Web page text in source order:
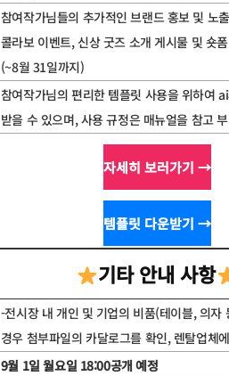
참여작가님들의 추가적인 브랜드 홍보 및 노
콜라보 이벤트, 신상 굿즈 소개 게시물 및 숏
(~8월 31일까지)
참여작가님의 편리한 템플릿 사용을 위하여
받을 수 있으며, 사용 규정은 매뉴얼을 참고
자세히 보러가기 →
템플릿 다운받기 →
기타 안내 사항
-전시장 내 개인 및 기업의 비품(테이블, 의
경우 첨부파일의 카달로그를 확인, 렌탈업체
9월 1일 월요일 18:00공개 예정